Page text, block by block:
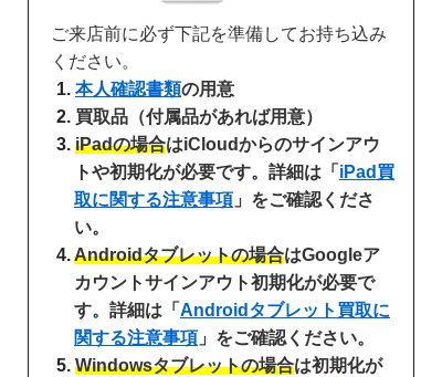
ご来店前に必ず下記を準備してお持ち込み
ください。
本人確認書類の用意
買取品（付属品があれば用意）
iPadの場合はiCloudからのサインアウ
トや初期化が必要です。詳細は「 iPad買
取に関する注意事項 」をご確認くださ
い。
Androidタブレットの場合はGoogleア
カウントサインアウト初期化が必要で
す。詳細は「 Androidタブレット買取に
関する注意事項 」をご確認ください。
Windowsタブレットの場合は初期化が